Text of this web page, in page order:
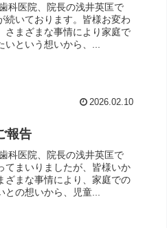
科医院、院長の浅井英匡で
続いております。皆様お変わ
さまざまな事情により家庭で
という想いから、...
2026.02.10
報告
科医院、院長の浅井英匡で
てまいりましたが、皆様いか
ざまな事情により、家庭での
の想いから、児童...